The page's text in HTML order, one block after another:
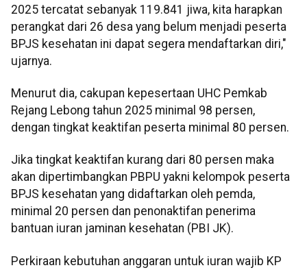
2025 tercatat sebanyak 119.841 jiwa, kita harapkan
perangkat dari 26 desa yang belum menjadi peserta
BPJS kesehatan ini dapat segera mendaftarkan diri,"
ujarnya.
Menurut dia, cakupan kepesertaan UHC Pemkab
Rejang Lebong tahun 2025 minimal 98 persen,
dengan tingkat keaktifan peserta minimal 80 persen.
Jika tingkat keaktifan kurang dari 80 persen maka
akan dipertimbangkan PBPU yakni kelompok peserta
BPJS kesehatan yang didaftarkan oleh pemda,
minimal 20 persen dan penonaktifan penerima
bantuan iuran jaminan kesehatan (PBI JK).
Perkiraan kebutuhan anggaran untuk iuran wajib KP